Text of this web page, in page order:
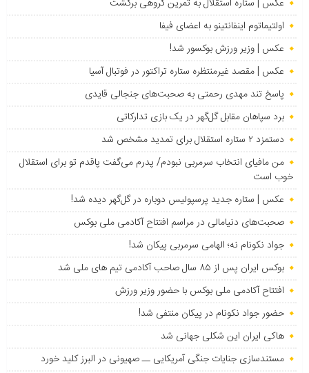
عکس | ستاره استقلال به تمرین گروهی برگشت
اولتیماتوم اینفانتینو به اعضای فیفا
عکس | وزیر ورزش بوکسور شد!
عکس | مقصد غیرمنتظره ستاره تراکتور در فوتبال آسیا
پاسخ تند مهدی رحمتی به صحبت‌های جنجالی قایدی
برد سپاهان مقابل گل‌گهر در یک بازی تدارکاتی
دستمزد ۲ ستاره استقلال برای تمدید مشخص شد
من مافیای انتخاب سرمربی نبودم/ پدرم می‌گفت پاقدم تو برای استقلال
خوب است
عکس | ستاره جدید پرسپولیس دوباره در گل‌گهر دیده شد!
صحبت‌های دنیامالی در مراسم افتتاح آکادمی ملی بوکس
جواد نکونام نه؛ الهامی سرمربی پیکان شد!
بوکس ایران پس از ۸۵ سال صاحب آکادمی تیم های ملی شد
افتتاح آکادمی ملی بوکس با حضور وزیر ورزش
حضور جواد نکونام در پیکان منتفی شد!
هاکی ایران این شکلی جهانی شد
مستندسازی جنایات جنگی آمریکایی ــ صهیونی در البرز کلید خورد